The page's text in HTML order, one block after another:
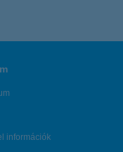
információk